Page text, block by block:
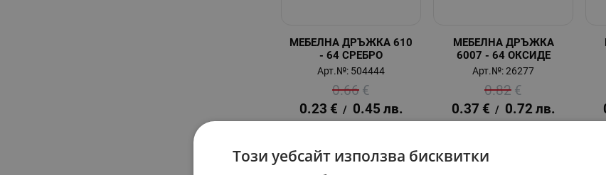
МЕБЕЛНА ДРЪЖКА 610
- 64 СРЕБРО
Арт.№: 504444
0.66 €
0.23 € / 0.45 лв.
МЕБЕЛНА ДРЪЖКА
6007 - 64 ОКСИДЕ
Арт.№: 26277
0.82 €
0.37 € / 0.72 лв.
ПРОМО -60% ПРОМО -52%
Този уебсайт използва бисквитки